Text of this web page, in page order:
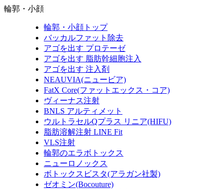
輪郭・小顔
輪郭・小顔トップ
バッカルファット除去
アゴを出す プロテーゼ
アゴを出す 脂肪幹細胞注入
アゴを出す 注入剤
NEAUVIA(ニュービア)
FatX Core(ファットエックス・コア)
ヴィーナス注射
BNLS アルティメット
ウルトラセルQプラス リニア(HIFU)
脂肪溶解注射 LINE Fit
VLS注射
輪郭のエラボトックス
ニューロノックス
ボトックスビスタ(アラガン社製)
ゼオミン(Bocouture)